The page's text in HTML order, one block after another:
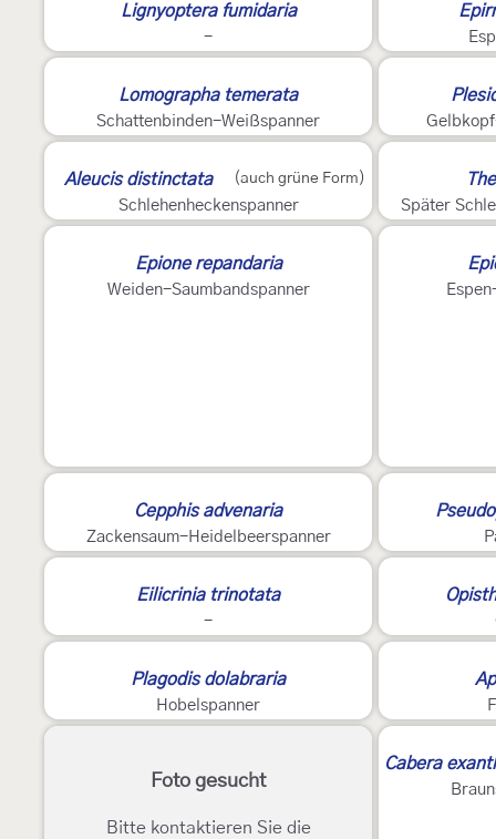
Lignyoptera fumidaria
-
Lomographa temerata
Schattenbinden-Weißspanner
Aleucis distinctata (auch grüne Form)
Schlehenheckenspanner Später
Epione repandaria
Weiden-Saumbandspanner
Cepphis advenaria
Zackensaum-Heidelbeerspanner
Eilicrinia trinotata
-
Plagodis dolabraria
Hobelspanner
Foto gesucht
Bitte kontaktieren Sie die
Cabera